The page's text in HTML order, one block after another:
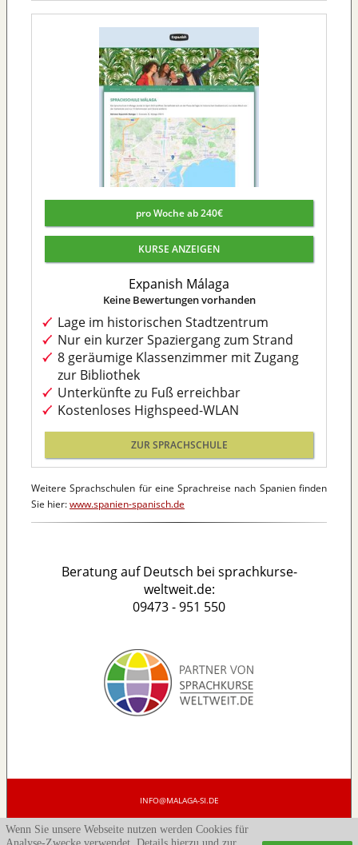
Wenn Sie unsere Webseite nutzen werden Cookies für
Expanish Málaga
Keine Bewertungen vorhanden
Lage im historischen Stadtzentrum
Nur ein kurzer Spaziergang zum Strand
8 geräumige Klassenzimmer mit Zugang
zur Bibliothek
Unterkünfte zu Fuß erreichbar
Kostenloses Highspeed-WLAN
ZUR SPRACHSCHULE
pro Woche ab 240€
KURSE ANZEIGEN
Weitere Sprachschulen für eine Sprachreise nach Spanien finden
Sie hier:www.spanien-spanisch.de
Beratung auf Deutsch bei sprachkurse-
weltweit.de:
09473 - 951 550
INFO@MALAGA-SI.DE
BERATUNG AUF DEUTSCH BEI SPRACHKURSE-WELTWEIT.DE: 09473 - 951 550
IMPRESSUM - LINKS